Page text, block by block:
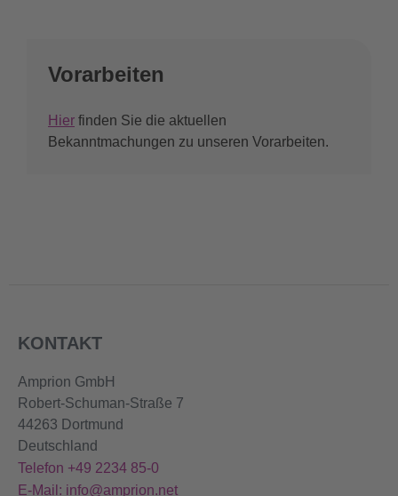
Vorarbeiten
Hier finden Sie die aktuellen
Bekanntmachungen zu unseren Vorarbeiten.
KONTAKT
Amprion GmbH
Robert-Schuman-Straße 7
44263 Dortmund
Deutschland
Telefon +49 2234 85-0
E-Mail: info@amprion.net